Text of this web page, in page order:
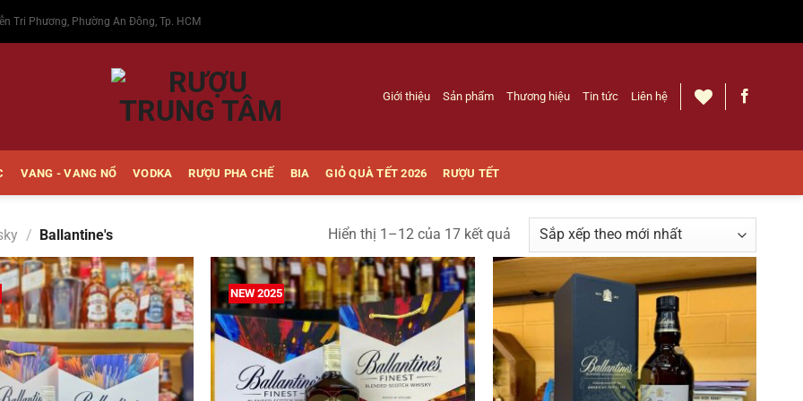
Tri Phương, Phường An Đông, Tp. HCM
Giới thiệu Sản phẩm Thương hiệu Tin tức Liên hệ
VANG - VANG NỔ VODKA RƯỢU PHA CHẾ BIA GIỎ QUÀ TẾT 2026 RƯỢU TẾT
/ Ballantine's Hiển thị 1–12 của 17 kết quả
vào
Yêu
thích
NEW 2025
Yêu
thích
thích